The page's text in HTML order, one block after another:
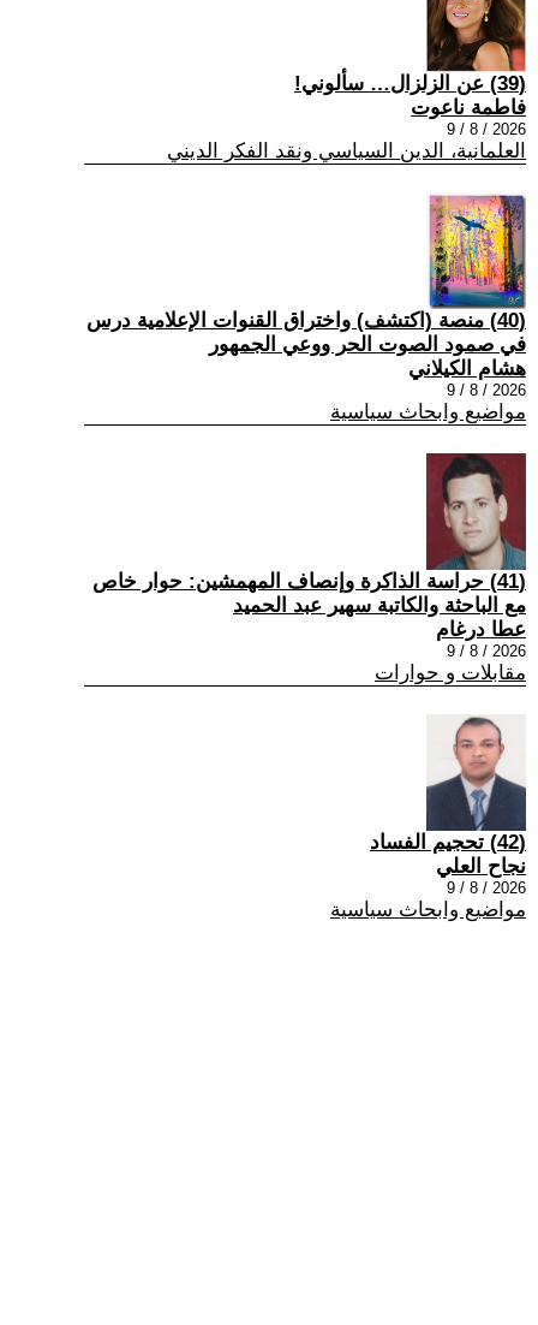
(39) عن الزلزال… سألوني!
فاطمة ناعوت
2026 / 8 / 9
العلمانية، الدين السياسي ونقد الفكر الديني
(40) منصة (اكتشف) واختراق القنوات الإعلامية درس
في صمود الصوت الحر ووعي الجمهور
هشام الكيلاني
2026 / 8 / 9
مواضيع وابحاث سياسية
(41) حراسة الذاكرة وإنصاف المهمشين: حوار خاص
مع الباحثة والكاتبة سهير عبد الحميد
عطا درغام
2026 / 8 / 9
مقابلات و حوارات
(42) تحجيم الفساد
نجاح العلي
2026 / 8 / 9
مواضيع وابحاث سياسية